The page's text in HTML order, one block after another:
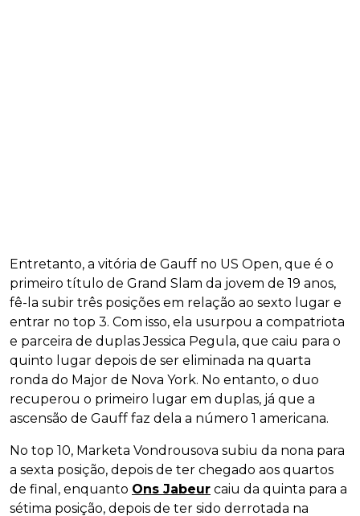
Entretanto, a vitória de Gauff no US Open, que é o
primeiro título de Grand Slam da jovem de 19 anos,
fê-la subir três posições em relação ao sexto lugar e
entrar no top 3. Com isso, ela usurpou a compatriota
e parceira de duplas Jessica Pegula, que caiu para o
quinto lugar depois de ser eliminada na quarta
ronda do Major de Nova York. No entanto, o duo
recuperou o primeiro lugar em duplas, já que a
ascensão de Gauff faz dela a número 1 americana.
No top 10, Marketa Vondrousova subiu da nona para
a sexta posição, depois de ter chegado aos quartos
de final, enquanto Ons Jabeur caiu da quinta para a
sétima posição, depois de ter sido derrotada na